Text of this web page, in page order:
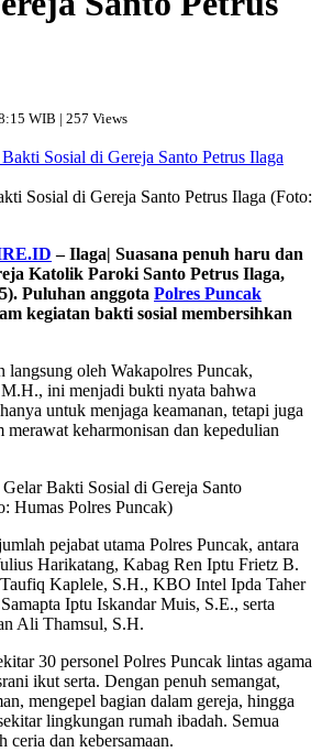
WIB | 257 Views
Sosial di Gereja Santo Petrus Ilaga (Foto:
– Ilaga| Suasana penuh haru dan
Katolik Paroki Santo Petrus Ilaga,
Puluhan anggota Polres Puncak
kegiatan bakti sosial membersihkan
oleh Wakapolres Puncak,
ini menjadi bukti nyata bahwa
untuk menjaga keamanan, tetapi juga
keharmonisan dan kepedulian
pejabat utama Polres Puncak, antara
Harikatang, Kabag Ren Iptu Frietz B.
Kaplele, S.H., KBO Intel Ipda Taher
Iptu Iskandar Muis, S.E., serta
Ali Thamsul, S.H.
30 personel Polres Puncak lintas agama
ikut serta. Dengan penuh semangat,
mengepel bagian dalam gereja, hingga
lingkungan rumah ibadah. Semua
ceria dan kebersamaan.